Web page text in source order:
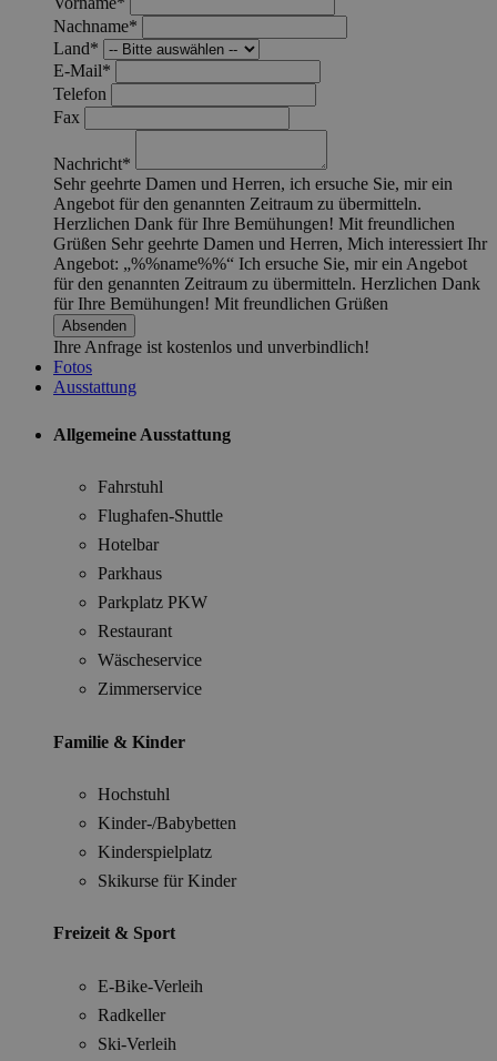
Nachname*
Land*
E-Mail*
Telefon
Fax
Nachricht*
Sehr geehrte Damen und Herren, ich ersuche Sie, mir ein
Angebot für den genannten Zeitraum zu übermitteln.
Herzlichen Dank für Ihre Bemühungen! Mit freundlichen
Grüßen Sehr geehrte Damen und Herren, Mich interessiert Ihr
Angebot: „%%name%%“ Ich ersuche Sie, mir ein Angebot
für den genannten Zeitraum zu übermitteln. Herzlichen Dank
für Ihre Bemühungen! Mit freundlichen Grüßen
Ihre Anfrage ist kostenlos und unverbindlich!
Fotos
Ausstattung
Allgemeine Ausstattung
Fahrstuhl
Flughafen-Shuttle
Hotelbar
Parkhaus
Parkplatz PKW
Restaurant
Wäscheservice
Zimmerservice
Familie & Kinder
Hochstuhl
Kinder-/Babybetten
Kinderspielplatz
Skikurse für Kinder
Freizeit & Sport
E-Bike-Verleih
Radkeller
Ski-Verleih